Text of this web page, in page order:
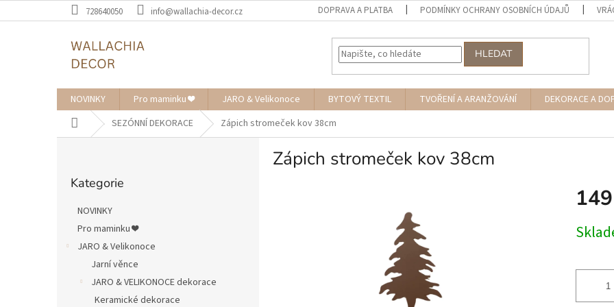
na
728640050 info@wallachia-decor.cz DOPRAVA A PLATBA PODMÍNKY OCHRANY OSOBNÍCH ÚDAJŮ
HLEDAT
NOVINKY Pro maminku ❤️ JARO & Velikonoce BYTOVÝ TEXTIL TVOŘENÍ A ARANŽOVÁNÍ DEKORACE A
Domů SEZÓNNÍ DEKORACE Zápich stromeček kov 38cm
kategorie
Kategorie
NOVINKY
Pro maminku ❤️
JARO & Velikonoce
Jarní věnce
JARO & VELIKONOCE dekorace
Keramické dekorace
Zápich stromeček kov 38cm
cena: